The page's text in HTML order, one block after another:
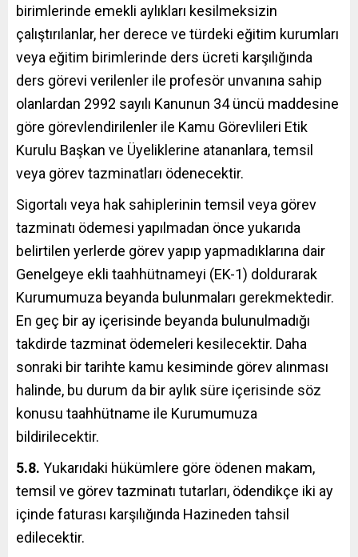
birimlerinde emekli aylıkları kesilmeksizin
çalıştırılanlar, her derece ve türdeki eğitim kurumları
veya eğitim birimlerinde ders ücreti karşılığında
ders görevi verilenler ile profesör unvanına sahip
olanlardan 2992 sayılı Kanunun 34 üncü maddesine
göre görevlendirilenler ile Kamu Görevlileri Etik
Kurulu Başkan ve Üyeliklerine atananlara, temsil
veya görev tazminatları ödenecektir.
Sigortalı veya hak sahiplerinin temsil veya görev
tazminatı ödemesi yapılmadan önce yukarıda
belirtilen yerlerde görev yapıp yapmadıklarına dair
Genelgeye ekli taahhütnameyi (EK-1) doldurarak
Kurumumuza beyanda bulunmaları gerekmektedir.
En geç bir ay içerisinde beyanda bulunulmadığı
takdirde tazminat ödemeleri kesilecektir. Daha
sonraki bir tarihte kamu kesiminde görev alınması
halinde, bu durum da bir aylık süre içerisinde söz
konusu taahhütname ile Kurumumuza
bildirilecektir.
5.8. Yukarıdaki hükümlere göre ödenen makam,
temsil ve görev tazminatı tutarları, ödendikçe iki ay
içinde faturası karşılığında Hazineden tahsil
edilecektir.